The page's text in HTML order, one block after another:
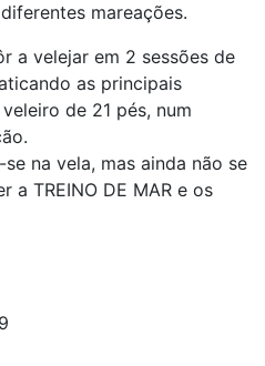
mareações.
a velejar em 2 sessões de
as principais
de 21 pés, num
na vela, mas ainda não se
a TREINO DE MAR e os